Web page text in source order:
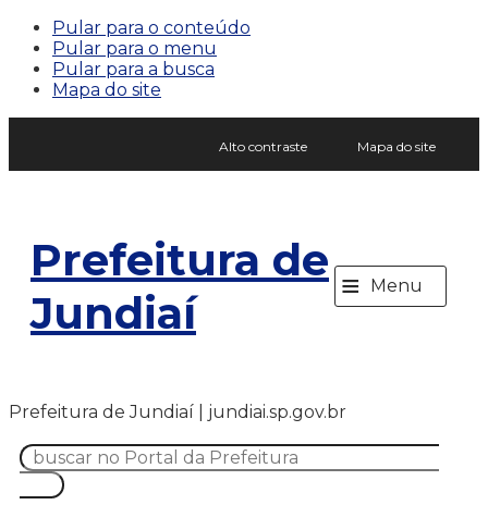
Pular para o conteúdo
Pular para o menu
Pular para a busca
Mapa do site
Alto contraste Mapa do site
Prefeitura de
Jundiaí
≡ Menu
Prefeitura de Jundiaí | jundiai.sp.gov.br